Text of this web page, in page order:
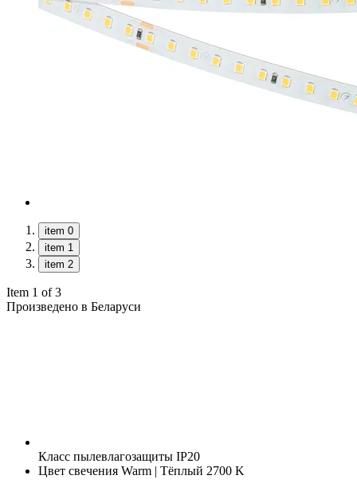
item 0
item 1
item 2
Item 1 of 3
Произведено в Беларуси
Класс пылевлагозащиты IP20
Цвет свечения Warm | Тёплый 2700 K